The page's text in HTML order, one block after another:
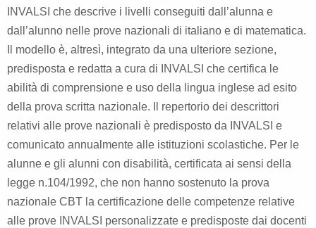
INVALSI che descrive i livelli conseguiti dall’alunna e
dall’alunno nelle prove nazionali di italiano e di matematica.
Il modello è, altresì, integrato da una ulteriore sezione,
predisposta e redatta a cura di INVALSI che certifica le
abilità di comprensione e uso della lingua inglese ad esito
della prova scritta nazionale. Il repertorio dei descrittori
relativi alle prove nazionali è predisposto da INVALSI e
comunicato annualmente alle istituzioni scolastiche. Per le
alunne e gli alunni con disabilità, certificata ai sensi della
legge n.104/1992, che non hanno sostenuto la prova
nazionale CBT la certificazione delle competenze relative
alle prove INVALSI personalizzate e predisposte dai docenti